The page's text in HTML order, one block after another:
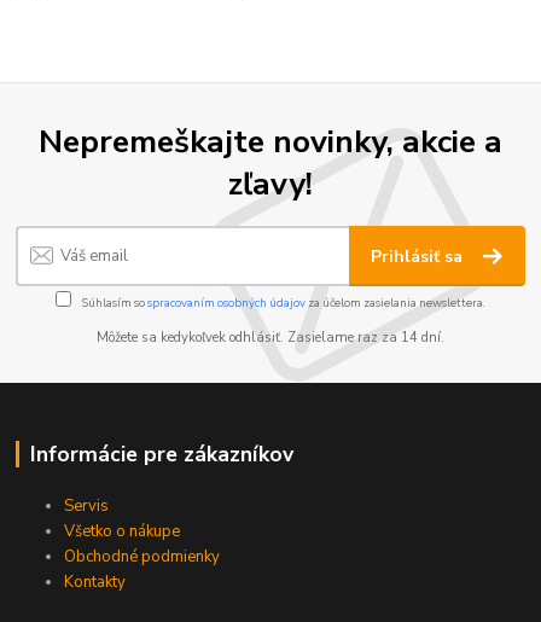
Nepremeškajte novinky, akcie a
zľavy!
Prihlásiť sa
Súhlasím sospracovaním osobných údajov za účelom zasielania newslettera.
Môžete sa kedykoľvek odhlásiť. Zasielame raz za 14 dní.
Informácie pre zákazníkov
Servis
Všetko o nákupe
Obchodné podmienky
Kontakty